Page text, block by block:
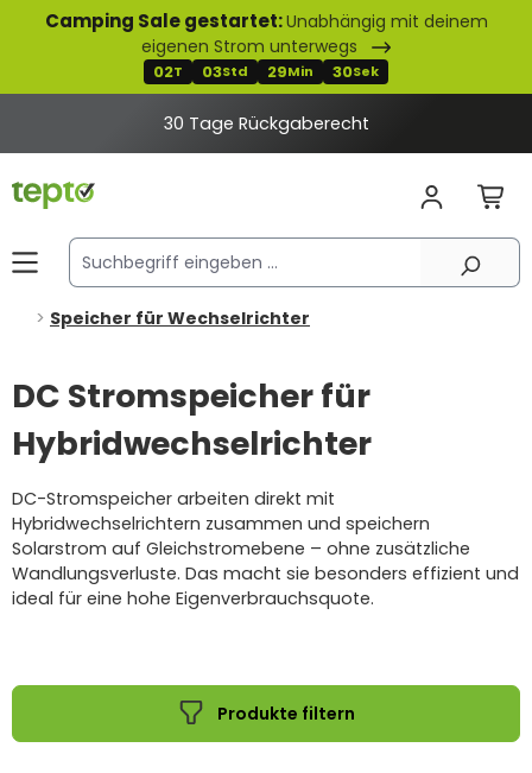
springen
Camping Sale gestartet:Unabhängig mit deinem
eigenen Strom unterwegs
02T 03Std 29Min 29Sek
30 Tage Rückgaberecht
Speicher für Wechselrichter
DC Stromspeicher für
Hybridwechselrichter
DC-Stromspeicher arbeiten direkt mit
Hybridwechselrichtern zusammen und speichern
Solarstrom auf Gleichstromebene – ohne zusätzliche
Wandlungsverluste. Das macht sie besonders effizient und
ideal für eine hohe Eigenverbrauchsquote.
Produkte filtern